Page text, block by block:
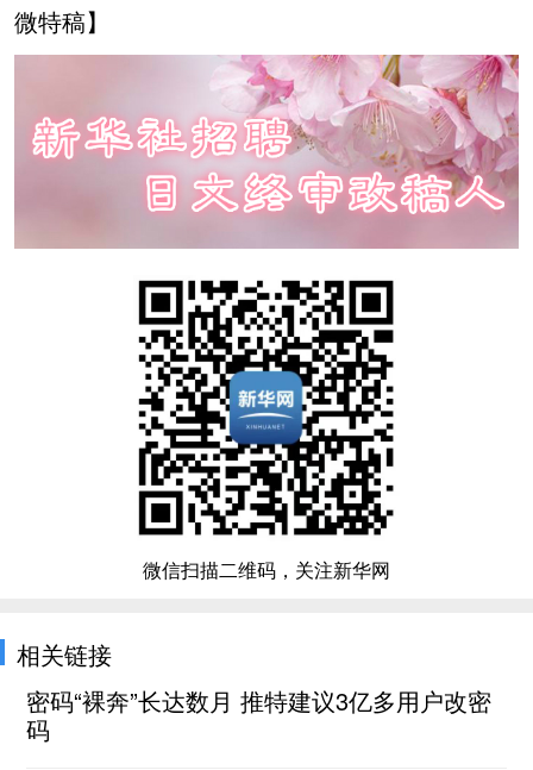
微特稿】
微信扫描二维码，关注新华网
相关链接
密码“裸奔”长达数月 推特建议3亿多用户改密
码